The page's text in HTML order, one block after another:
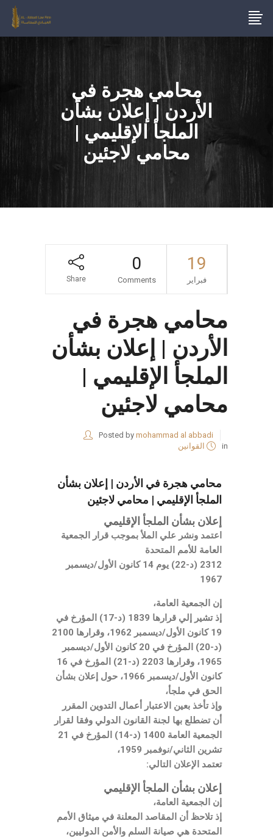
محامي هجرة في
الأردن | إعلان بشأن
الملجأ الإقليمي |
محامي لاجئين
19
فبراير
0
Comments
Share
محامي هجرة في
الأردن | إعلان بشأن
الملجأ الإقليمي |
محامي لاجئين
Posted by mohammad al abbadi
in
القوانين
محامي هجرة في الأردن | إعلان بشأن
الملجأ الإقليمي | محامي لاجئين
إعلان بشأن الملجأ الإقليمي
اعتمد ونشر علي الملأ بموجب قرار الجمعية
العامة للأمم المتحدة
2312 (د-22) يوم 14 كانون الأول/ديسمبر
1967
إن الجمعية العامة،
إذ تشير إلي قرارها 1839 (د-17) المؤرخ في
19 كانون الأول/ديسمبر 1962، وقرارها 2100
(د-20) المؤرخ في 20 كانون الأول/ديسمبر
1965، وقرارها 2203 (د-21) المؤرخ في 16
كانون الأول/ديسمبر 1966، حول إعلان بشأن
الحق في ملجأ،
وإذ تأخذ بعين الاعتبار أعمال التدوين المقرر
أن تضطلع بها لجنة القانون الدولي وفقا لقرار
الجمعية العامة 1400 (د-14) المؤرخ في 21
تشرين الثاني/نوفمبر 1959،
تعتمد الإعلان التالي:
إعلان بشأن الملجأ الإقليمي
إن الجمعية العامة،
إذ تلاحظ أن المقاصد المعلنة في ميثاق الأمم
المتحدة هي صيانة السلم والأمن الدوليين،